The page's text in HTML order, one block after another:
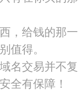
，给钱的那
值得。
名交易并不
全有保障！